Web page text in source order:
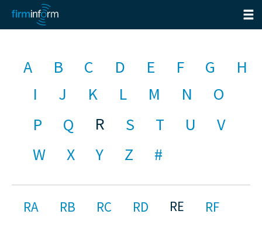
A B C D E F G
H
I
J K L M N
O
P
Q R S T U
V
W
X Y Z #
RA RB RC RD RE
RF